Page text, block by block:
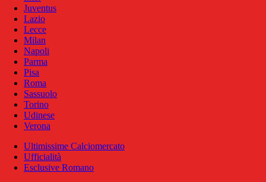
Juventus
Lazio
Lecce
Milan
Napoli
Parma
Pisa
Roma
Sassuolo
Torino
Udinese
Verona
Ultimissime Calciomercato
Ufficialità
Esclusive Romano